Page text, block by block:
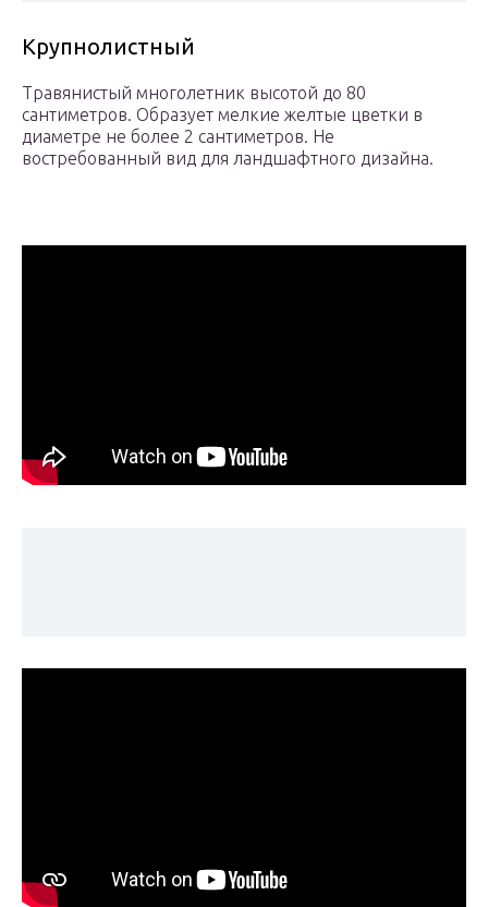
Крупнолистный
Травянистый многолетник высотой до 80
сантиметров. Образует мелкие желтые цветки в
диаметре не более 2 сантиметров. Не
востребованный вид для ландшафтного дизайна.